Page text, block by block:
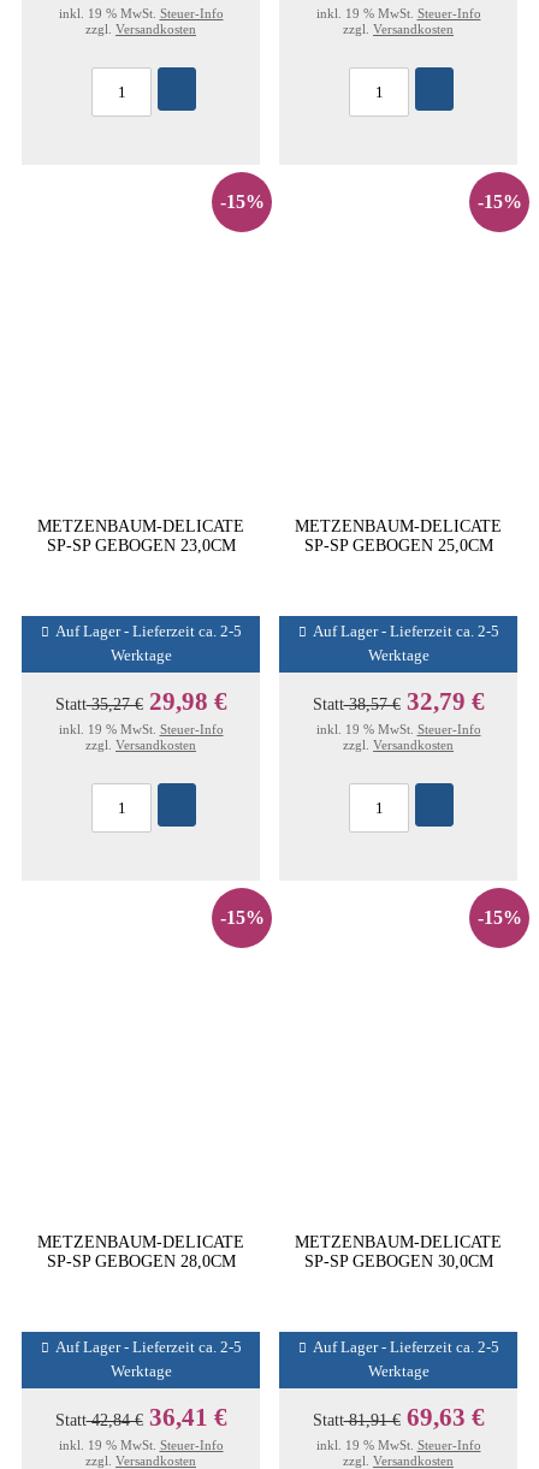
inkl. 19 % MwSt. Steuer-Info
zzgl. Versandkosten
inkl. 19 % MwSt. Steuer-Info
zzgl. Versandkosten
-15%
METZENBAUM-DELICATE
SP-SP GEBOGEN 23,0CM
Auf Lager - Lieferzeit ca. 2-5
Werktage
Statt35,27 € 29,98 €
inkl. 19 % MwSt. Steuer-Info
zzgl. Versandkosten
-15%
METZENBAUM-DELICATE
SP-SP GEBOGEN 25,0CM
Auf Lager - Lieferzeit ca. 2-5
Werktage
Statt38,57 € 32,79 €
inkl. 19 % MwSt. Steuer-Info
zzgl. Versandkosten
-15%
METZENBAUM-DELICATE
SP-SP GEBOGEN 28,0CM
Auf Lager - Lieferzeit ca. 2-5
Werktage
Statt42,84 € 36,41 €
inkl. 19 % MwSt. Steuer-Info
zzgl. Versandkosten
-15%
METZENBAUM-DELICATE
SP-SP GEBOGEN 30,0CM
Auf Lager - Lieferzeit ca. 2-5
Werktage
Statt81,91 € 69,63 €
inkl. 19 % MwSt. Steuer-Info
zzgl. Versandkosten